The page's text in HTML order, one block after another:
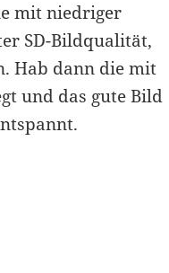
mit niedriger
SD-Bildqualität,
Hab dann die mit
und das gute Bild